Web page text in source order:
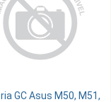
GC Asus M50, M51,